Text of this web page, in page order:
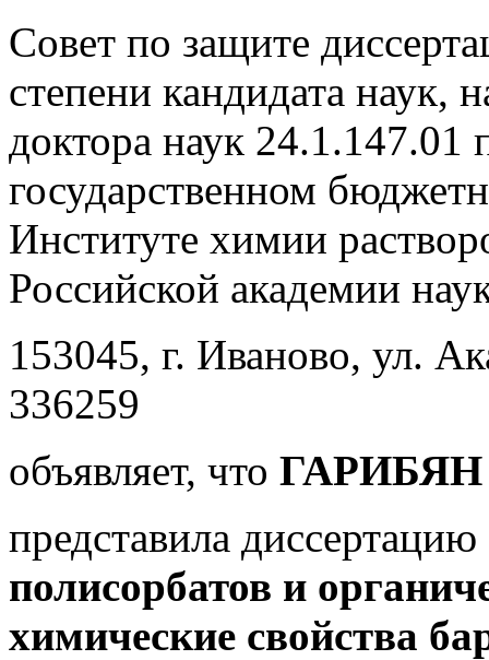
Совет по защите
степени кандидата наук,
доктора наук
государственном
Институте химии
Российской академии
153045, г. Иваново, ул.
336259
объявляет, что ГАРИБЯН
представила диссертацию
полисорбатов и
химические свойства